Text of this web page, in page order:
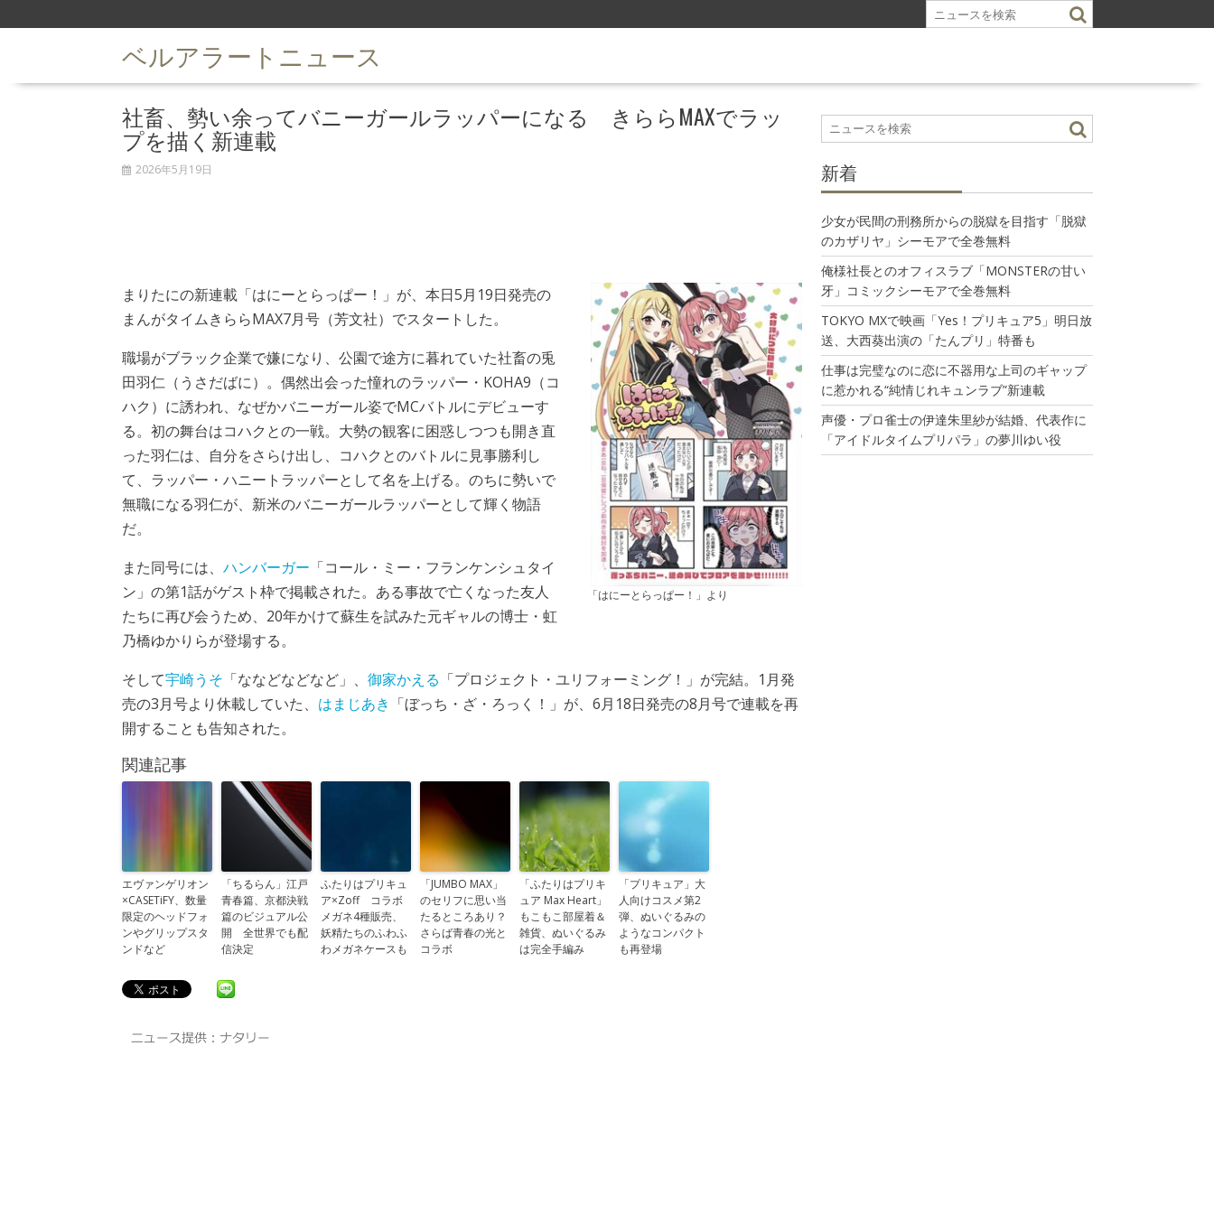
k
ベルアラートニュース
社畜、勢い余ってバニーガールラッパーになる きららMAXでラッ
プを描く新連載
2026年5月19日
「はにーとらっぱー！」より
まりたにの新連載「はにーとらっぱー！」が、本日5月19日発売の
まんがタイムきららMAX7月号（芳文社）でスタートした。
職場がブラック企業で嫌になり、公園で途方に暮れていた社畜の兎
田羽仁（うさだばに）。偶然出会った憧れのラッパー・KOHA9（コ
ハク）に誘われ、なぜかバニーガール姿でMCバトルにデビューす
る。初の舞台はコハクとの一戦。大勢の観客に困惑しつつも開き直
った羽仁は、自分をさらけ出し、コハクとのバトルに見事勝利し
て、ラッパー・ハニートラッパーとして名を上げる。のちに勢いで
無職になる羽仁が、新米のバニーガールラッパーとして輝く物語
だ。
また同号には、 ハンバーガー 「コール・ミー・フランケンシュタイ
ン」の第1話がゲスト枠で掲載された。ある事故で亡くなった友人
たちに再び会うため、20年かけて蘇生を試みた元ギャルの博士・虹
乃橋ゆかりらが登場する。
そして宇崎うそ 「ななどなどなど」、 御家かえる 「プロジェクト・ユリフォーミング！」が完結。1月発
売の3月号より休載していた、 はまじあき 「ぼっち・ざ・ろっく！」が、6月18日発売の8月号で連載を再
開することも告知された。
関連記事
エヴァンゲリオン
×CASETiFY、数量
限定のヘッドフォ
ンやグリップスタ
ンドなど
「ちるらん」江戸
青春篇、京都決戦
篇のビジュアル公
開 全世界でも配
信決定
ふたりはプリキュ
ア×Zoff コラボ
メガネ4種販売、
妖精たちのふわふ
わメガネケースも
「JUMBO MAX」
のセリフに思い当
たるところあり？
さらば青春の光と
コラボ
「ふたりはプリキ
ュア Max Heart」
もこもこ部屋着＆
雑貨、ぬいぐるみ
は完全手編み
「プリキュア」大
人向けコスメ第2
弾、ぬいぐるみの
ようなコンパクト
も再登場
新着
少女が民間の刑務所からの脱獄を目指す「脱獄
のカザリヤ」シーモアで全巻無料
俺様社長とのオフィスラブ「MONSTERの甘い
牙」コミックシーモアで全巻無料
TOKYO MXで映画「Yes！プリキュア5」明日放
送、大西葵出演の「たんプリ」特番も
仕事は完璧なのに恋に不器用な上司のギャップ
に惹かれる“純情じれキュンラブ”新連載
声優・プロ雀士の伊達朱里紗が結婚、代表作に
「アイドルタイムプリパラ」の夢川ゆい役